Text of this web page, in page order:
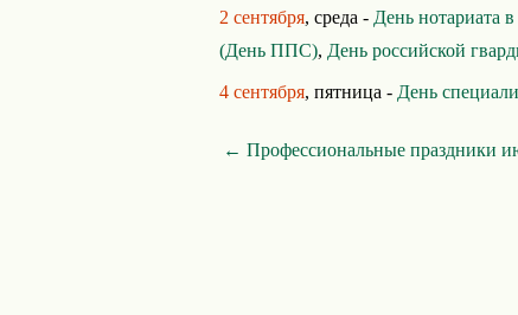
2 сентября, среда - День нотариата
(День ППС), День российской
4 сентября, пятница - День
← Профессиональные праздники